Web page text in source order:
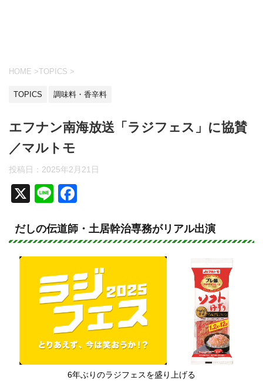
HOME >TOPICS >
TOPICS 調味料・香辛料
エフナン南海放送「ラジフェス」に協賛
／マルトモ
投稿日： 2025年2月21日
X
Li
e
c
e
b
o
o
k
だしの伝道師・土居幹治専務がリアル出演
6年ぶりのラジフェスを盛り上げる